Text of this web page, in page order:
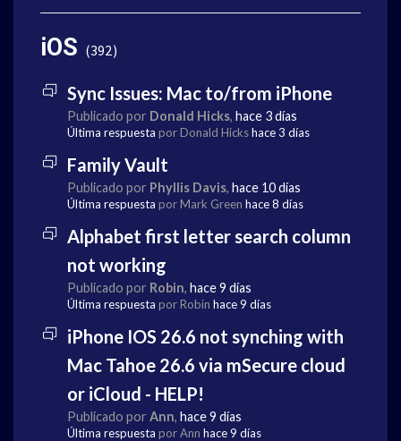
iOS 392
Sync Issues: Mac to/from iPhone
Publicado por Donald Hicks, hace 3 días
Última respuesta por Donald Hickshace 3 días
Family Vault
Publicado por Phyllis Davis, hace 10 días
Última respuesta por Mark Green hace 8 días
Alphabet first letter search column
not working
Publicado por Robin, hace 9 días
Última respuesta por Robin hace 9 días
iPhone IOS 26.6 not synching with
Mac Tahoe 26.6 via mSecure cloud
or iCloud - HELP!
Publicado por Ann, hace 9 días
Última respuesta por Ann hace 9 días